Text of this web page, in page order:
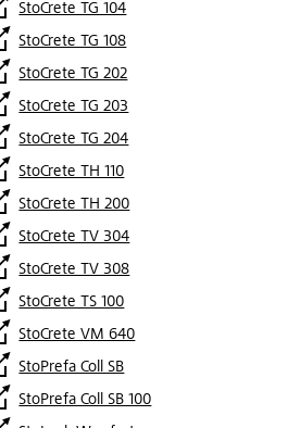
StoCrete TG 104
StoCrete TG 108
StoCrete TG 202
StoCrete TG 203
StoCrete TG 204
StoCrete TH 110
StoCrete TH 200
StoCrete TV 304
StoCrete TV 308
StoCrete TS 100
StoCrete VM 640
StoPrefa Coll SB
StoPrefa Coll SB 100